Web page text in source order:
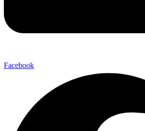
Facebook